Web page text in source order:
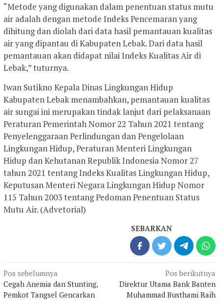
“Metode yang digunakan dalam penentuan status mutu
air adalah dengan metode Indeks Pencemaran yang
dihitung dan diolah dari data hasil pemantauan kualitas
air yang dipantau di Kabupaten Lebak. Dari data hasil
pemantauan akan didapat nilai Indeks Kualitas Air di
Lebak,” tuturnya.
Iwan Sutikno Kepala Dinas Lingkungan Hidup
Kabupaten Lebak menambahkan, pemantauan kualitas
air sungai ini merupakan tindak lanjut dari pelaksanaan
Peraturan Pemerintah Nomor 22 Tahun 2021 tentang
Penyelenggaraan Perlindungan dan Pengelolaan
Lingkungan Hidup, Peraturan Menteri Lingkungan
Hidup dan Kehutanan Republik Indonesia Nomor 27
tahun 2021 tentang Indeks Kualitas Lingkungan Hidup,
Keputusan Menteri Negara Lingkungan Hidup Nomor
115 Tahun 2003 tentang Pedoman Penentuan Status
Mutu Air. (Advetorial)
SEBARKAN
Navigasi
pos
Pos sebelumnya
Cegah Anemia dan Stunting,
Pemkot Tangsel Gencarkan
Pos berikutnya
Direktur Utama Bank Banten
Muhammad Busthami Raih